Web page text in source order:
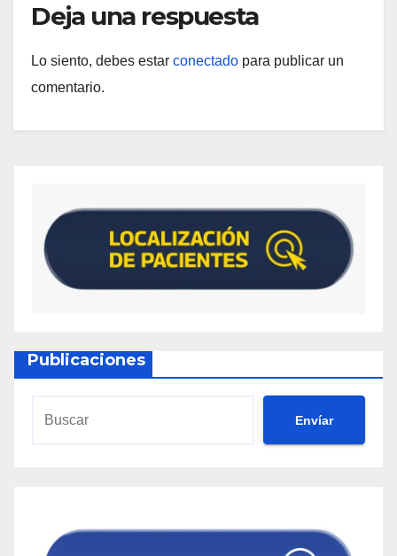
Deja una respuesta
Lo siento, debes estar conectado para publicar un
comentario.
Publicaciones
Envíar